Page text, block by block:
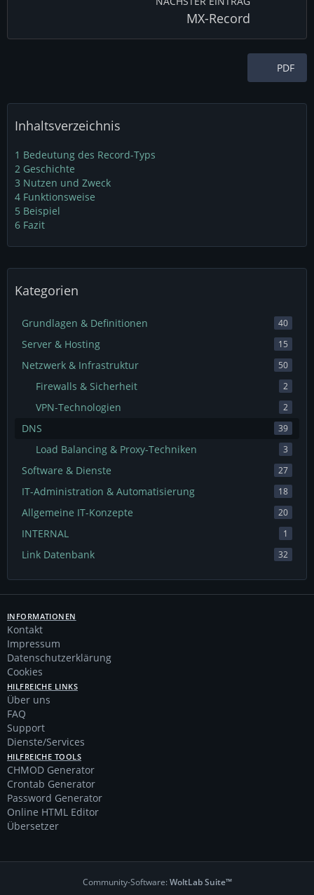
MX-Record
PDF
Inhaltsverzeichnis
1 Bedeutung des Record-Typs
2 Geschichte
3 Nutzen und Zweck
4 Funktionsweise
5 Beispiel
6 Fazit
Kategorien
Grundlagen & Definitionen 40
Server & Hosting 15
Netzwerk & Infrastruktur 50
Firewalls & Sicherheit 2
VPN-Technologien 2
DNS 39
Load Balancing & Proxy-Techniken 3
Software & Dienste 27
IT-Administration & Automatisierung 18
Allgemeine IT-Konzepte 20
INTERNAL 1
Link Datenbank 32
INFORMATIONEN
Kontakt
Impressum
Datenschutzerklärung
Cookies
HILFREICHE LINKS
Über uns
FAQ
Support
Dienste/Services
HILFREICHE TOOLS
CHMOD Generator
Crontab Generator
Password Generator
Online HTML Editor
Übersetzer
Community-Software:WoltLab Suite™